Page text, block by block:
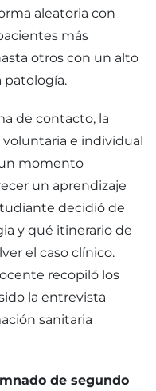
aleatoria con
más
otros con un alto
patología.
de contacto, la
e individual
momento
un aprendizaje
decidió de
y qué itinerario de
el caso clínico.
recopiló los
la entrevista
sanitaria
de segundo